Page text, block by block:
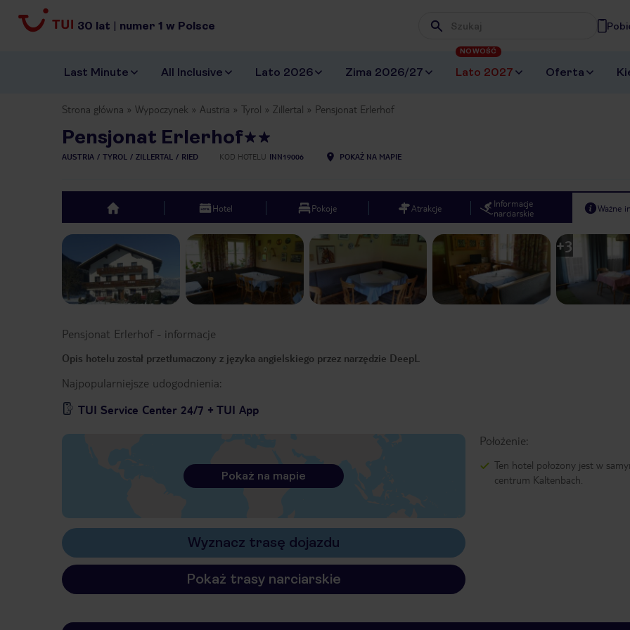
30 lat | numer 1 w Polsce Wpisz frazę, której szukasz
Last Minute All Inclusive Lato 2026 Zima 2026/27 Lato 2027
NOWOŚĆ
Oferta
Strona główna Wypoczynek Austria Tyrol Zillertal Pensjonat Erlerhof
Pensjonat Erlerhof
AUSTRIA TYROL ZILLERTAL RIED KOD HOTELU INN19006 POKAŻ NA MAPIE
top Hotel Pokoje Atrakcje
Informacje
narciarskie
Ważne
Previous slide +3
Pensjonat Erlerhof - informacje
Opis hotelu został przetłumaczony z języka angielskiego przez narzędzie DeepL
Najpopularniejsze udogodnienia:
TUI Service Center 24/7 + TUI App
Położenie:
Ten hotel położony jest w
centrum Kaltenbach.
Pokaż na mapie
Wyznacz trasę dojazdu
Pokaż trasy narciarskie